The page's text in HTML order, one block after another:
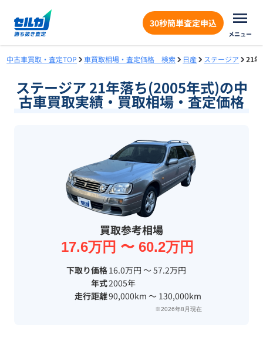
30秒簡単査定申込
メニュー
中古車買取・査定TOP 車買取相場・査定価格 検索 日産 ステージア 21年
ステージア 21年落ち(2005年式)の中
古車買取実績・買取相場・査定価格
買取参考相場
17.6万円 〜 60.2万円
下取り価格16.0万円 〜 57.2万円
年式2005年
走行距離90,000km 〜 130,000km
※2026年8月現在